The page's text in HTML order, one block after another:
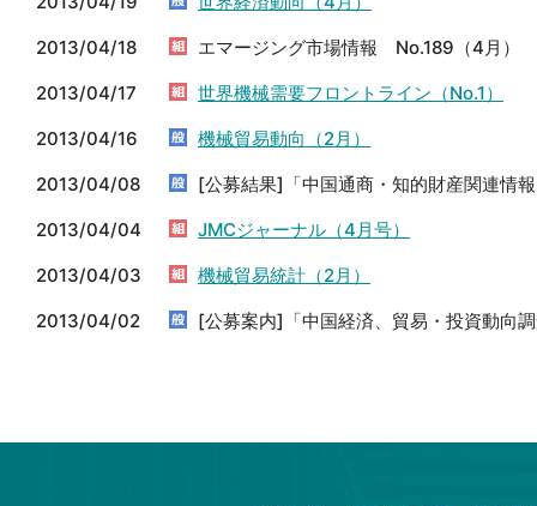
2013/04/18
エマージング市場情報 No.189（4月）
2013/04/17
世界機械需要フロントライン（No.1）
2013/04/16
機械貿易動向（2月）
2013/04/08
[公募結果]「中国通商・知的財産関連情
2013/04/04
JMCジャーナル（4月号）
2013/04/03
機械貿易統計（2月）
2013/04/02
[公募案内]「中国経済、貿易・投資動向